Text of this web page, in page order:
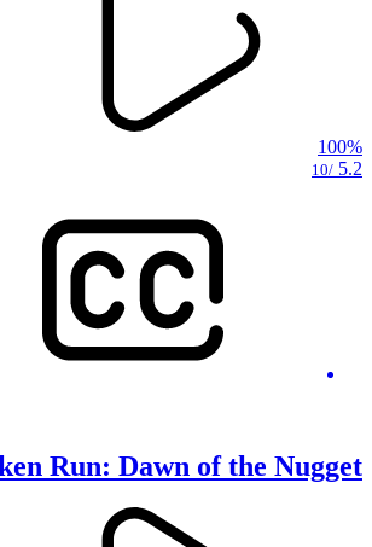
100%
5.2
/10
Run: Dawn of the Nugget